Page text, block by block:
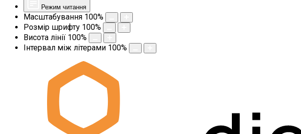
Режим читання
Масштабування 100%
Розмір шрифту 100%
Висота лінії 100%
Інтервал між літерами 100%